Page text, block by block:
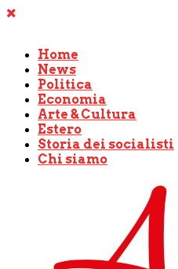
Home
News
Politica
Economia
Arte & Cultura
Estero
Storia dei socialisti
Chi siamo